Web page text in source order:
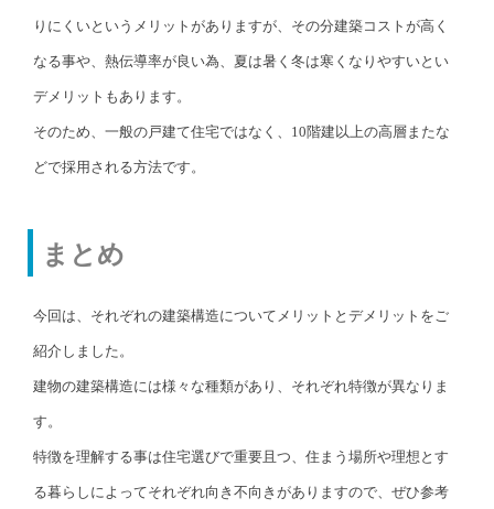
りにくいというメリットがありますが、その分建築コストが高く
なる事や、熱伝導率が良い為、夏は暑く冬は寒くなりやすいとい
デメリットもあります。
そのため、一般の戸建て住宅ではなく、10階建以上の高層またな
どで採用される方法です。
まとめ
今回は、それぞれの建築構造についてメリットとデメリットをご
紹介しました。
建物の建築構造には様々な種類があり、それぞれ特徴が異なりま
す。
特徴を理解する事は住宅選びで重要且つ、住まう場所や理想とす
る暮らしによってそれぞれ向き不向きがありますので、ぜひ参考